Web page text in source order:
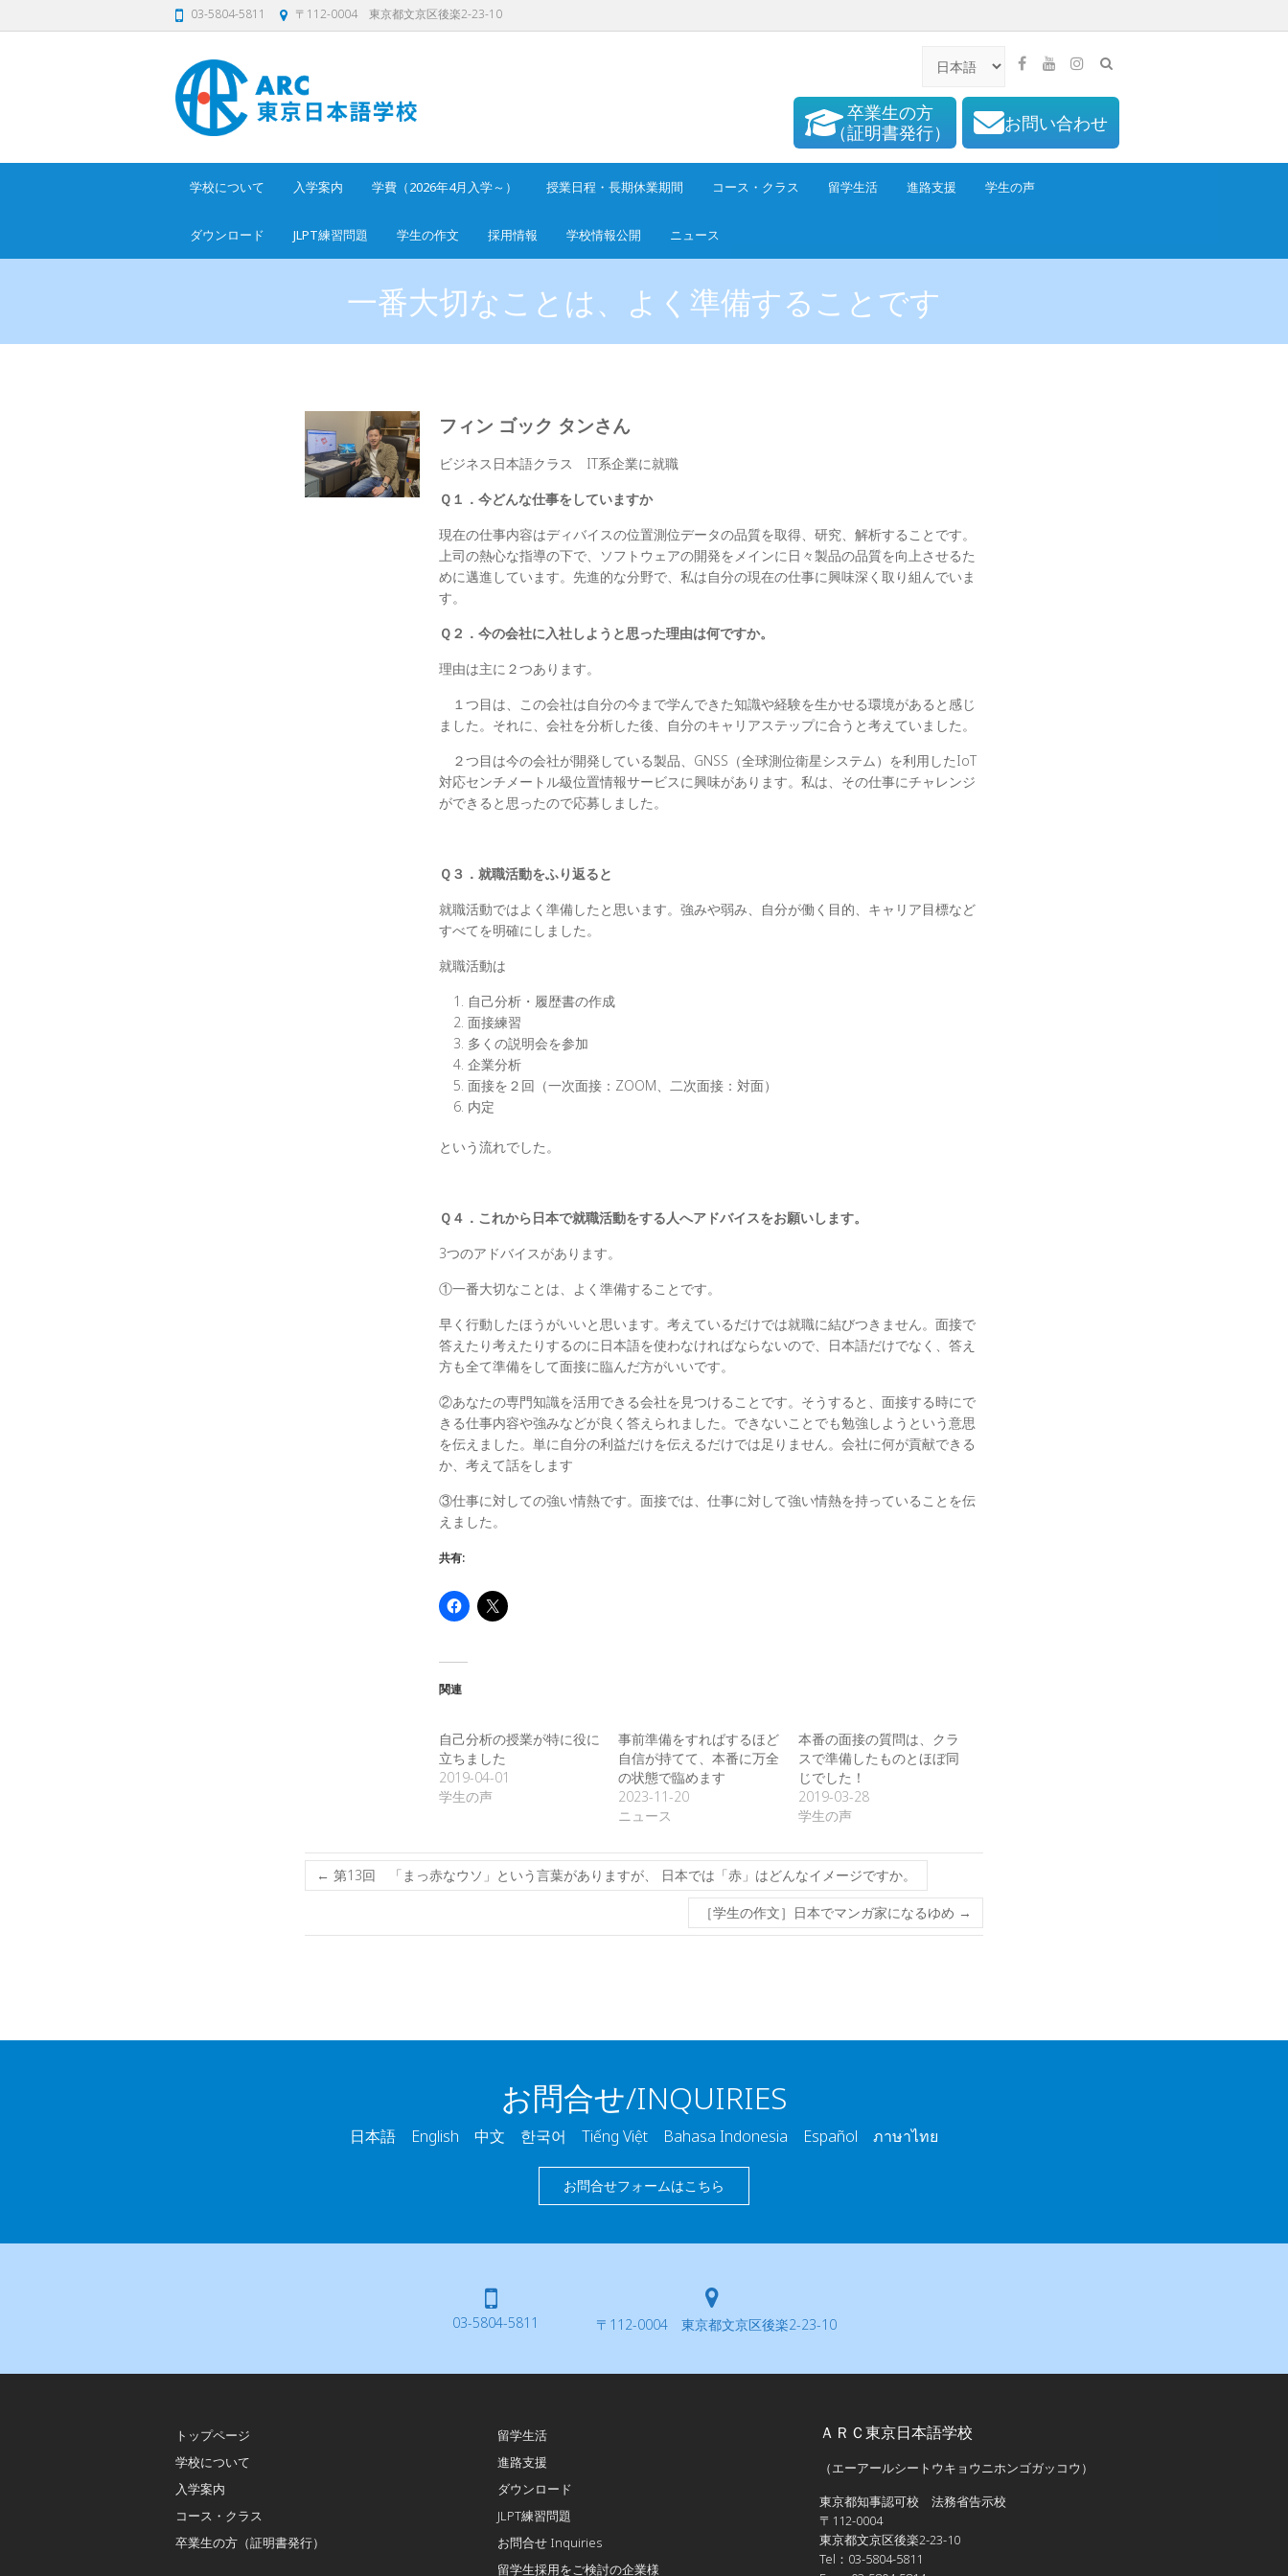
03-5804-5811 〒112-0004 東京都文京区後楽2-23-10
卒業生の方
（証明書発行）
お問い合わせ
学校について 入学案内 学費（2026年4月入学～） 授業日程・長期休業期間 コース・クラス 留学生活 進路支援 学生の声
ダウンロード JLPT練習問題 学生の作文 採用情報 学校情報公開 ニュース
一番大切なことは、よく準備することです
フィン ゴック タンさん
ビジネス日本語クラス IT系企業に就職
Ｑ１．今どんな仕事をしていますか
現在の仕事内容はディバイスの位置測位データの品質を取得、研究、解析することです。
上司の熱心な指導の下で、ソフトウェアの開発をメインに日々製品の品質を向上させるた
めに邁進しています。先進的な分野で、私は自分の現在の仕事に興味深く取り組んでいま
す。
Ｑ２． 今の会社に入社しようと思った理由は何ですか。
理由は主に２つあります。
１つ目は、この会社は自分の今まで学んできた知識や経験を生かせる環境があると感じ
ました。それに、会社を分析した後、自分のキャリアステップに合うと考えていました。
２つ目は今の会社が開発している製品、 GNSS （全球測位衛星システム）を利用したIoT
対応センチメートル級位置情報サービスに興味があります。私は、その仕事にチャレンジ
ができると思ったので応募しました。
Ｑ３．就職活動をふり返ると
就職活動ではよく準備したと思います。強みや弱み、自分が働く目的、キャリア目標など
すべてを明確にしました。
就職活動は
自己分析・履歴書の作成
面接練習
多くの説明会を参加
企業分析
面接を２回（一次面接： ZOOM、二次面接：対面）
内定
という流れでした。
Ｑ４．これから日本で就職活動をする人へアドバイスをお願いします。
3つのアドバイスがあります。
①一番大切なことは、よく準備することです。
早く行動したほうがいいと思います。考えているだけでは就職に結びつきません。面接で
答えたり考えたりするのに日本語を使わなければならないので、日本語だけでなく、答え
方も全て準備をして面接に臨んだ方がいいです。
②あなたの専門知識を活用できる会社を見つけることです。そうすると、面接する時にで
きる仕事内容や強みなどが良く答えられました。できないことでも勉強しようという意思
を伝えました。単に自分の利益だけを伝えるだけでは足りません。会社に何が貢献できる
か、考えて話をします
③仕事に対しての強い情熱です。面接では、仕事に対して強い情熱を持っていることを伝
えました。
共有:
関連
自己分析の授業が特に役に
立ちました
2019-04-01
学生の声
事前準備をすればするほど
自信が持てて、本番に万全
の状態で臨めます
2023-11-20
ニュース
本番の面接の質問は、クラ
スで準備したものとほぼ同
じでした！
2019-03-28
学生の声
← 第13回 「まっ赤なウソ」という言葉がありますが、 日本では「赤」はどんなイメージですか。
［学生の作文］日本でマンガ家になるゆめ →
お問合せ/INQUIRIES
日本語 English 中文 한국어 Tiếng Việt Bahasa Indonesia Español ภาษาไทย
お問合せフォームはこちら
03-5804-5811 〒112-0004 東京都文京区後楽2-23-10
トップページ
学校について
入学案内
コース・クラス
卒業生の方（証明書発行）
留学生活
進路支援
ダウンロード
JLPT練習問題
お問合せ Inquiries
留学生採用をご検討の企業様
ＡＲＣ東京日本語学校
（エーアールシートウキョウニホンゴガッコウ）
東京都知事認可校 法務省告示校
〒112-0004
東京都文京区後楽2-23-10
Tel：03-5804-5811